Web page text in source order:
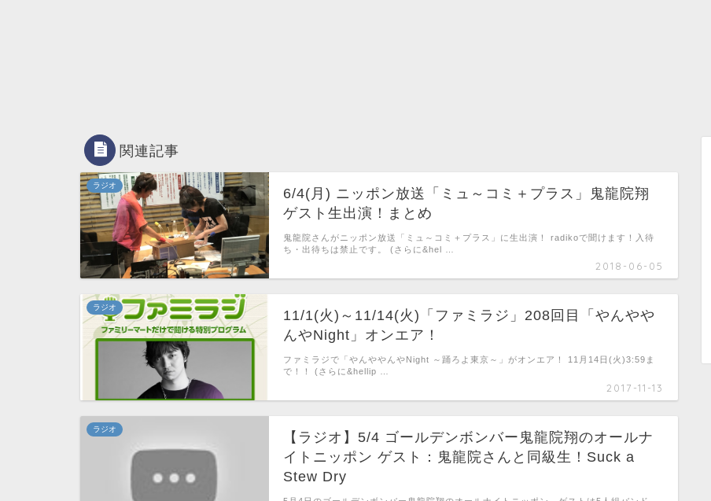
関連記事
ラジオ
6/4(月) ニッポン放送「ミュ～コミ＋プラス」鬼龍院翔
ゲスト生出演！まとめ
2018-06-05
鬼龍院さんがニッポン放送「ミュ～コミ＋プラス」に生出演！ radikoで聞けます！入待
ち・出待ちは禁止です。 (さらに&hel …
ラジオ
11/1(火)～11/14(火)「ファミラジ」208回目「やんやや
んやNight」オンエア！
2017-11-13
ファミラジで「やんややんやNight ～踊ろよ東京～」がオンエア！ 11月14日(火)3:59ま
で！！ (さらに&hellip …
ラジオ
【ラジオ】5/4 ゴールデンボンバー鬼龍院翔のオールナ
イトニッポン ゲスト：鬼龍院さんと同級生！Suck a
Stew Dry